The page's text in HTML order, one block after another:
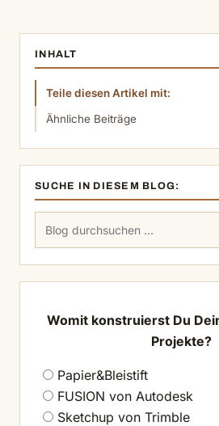
INHALT
Teile diesen Artikel mit:
Ähnliche Beiträge
SUCHE IN DIESEM BLOG:
Suchen
Womit konstruierst Du
Projekte?
Papier&Bleistift
FUSION von Autodesk
Sketchup von Trimble